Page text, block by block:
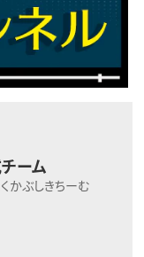
ーム
かぶしきちーむ